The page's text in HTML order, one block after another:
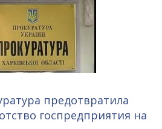
предотвратила
госпредприятия на